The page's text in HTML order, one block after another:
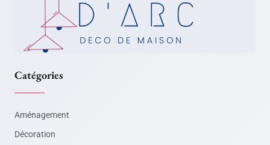
Catégories
Aménagement
Décoration